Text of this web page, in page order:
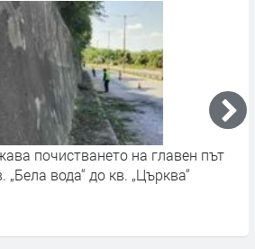
почистването на главен път
„Бела вода“ до кв. „Църква“